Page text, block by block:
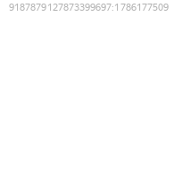
9187879127873399697:1786177509